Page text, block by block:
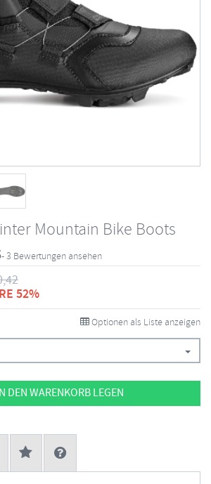
Mountain Bike Boots
- 3 Bewertungen ansehen
52%
Optionen als Liste anzeigen
DEN WARENKORB LEGEN